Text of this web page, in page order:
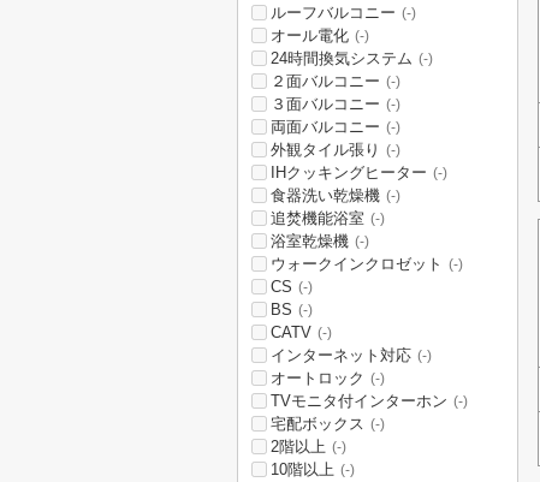
ルーフバルコニー (-)
オール電化 (-)
24時間換気システム (-)
２面バルコニー (-)
３面バルコニー (-)
両面バルコニー (-)
外観タイル張り (-)
IHクッキングヒーター (-)
食器洗い乾燥機 (-)
追焚機能浴室 (-)
浴室乾燥機 (-)
ウォークインクロゼット (-)
CS (-)
BS (-)
CATV (-)
インターネット対応 (-)
オートロック (-)
TVモニタ付インターホン (-)
宅配ボックス (-)
2階以上 (-)
10階以上 (-)